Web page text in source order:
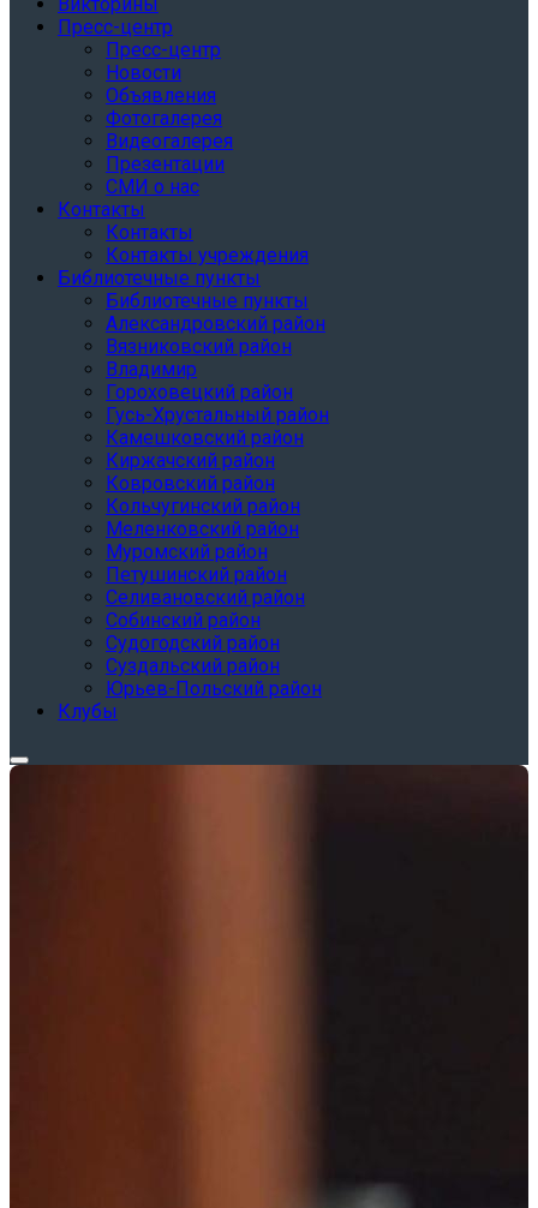
Викторины
Пресс-центр
Пресс-центр
Новости
Объявления
Фотогалерея
Видеогалерея
Презентации
СМИ о нас
Контакты
Контакты
Контакты учреждения
Библиотечные пункты
Библиотечные пункты
Александровский район
Вязниковский район
Владимир
Гороховецкий район
Гусь-Хрустальный район
Камешковский район
Киржачский район
Ковровский район
Кольчугинский район
Меленковский район
Муромский район
Петушинский район
Селивановский район
Собинский район
Судогодский район
Суздальский район
Юрьев-Польский район
Клубы